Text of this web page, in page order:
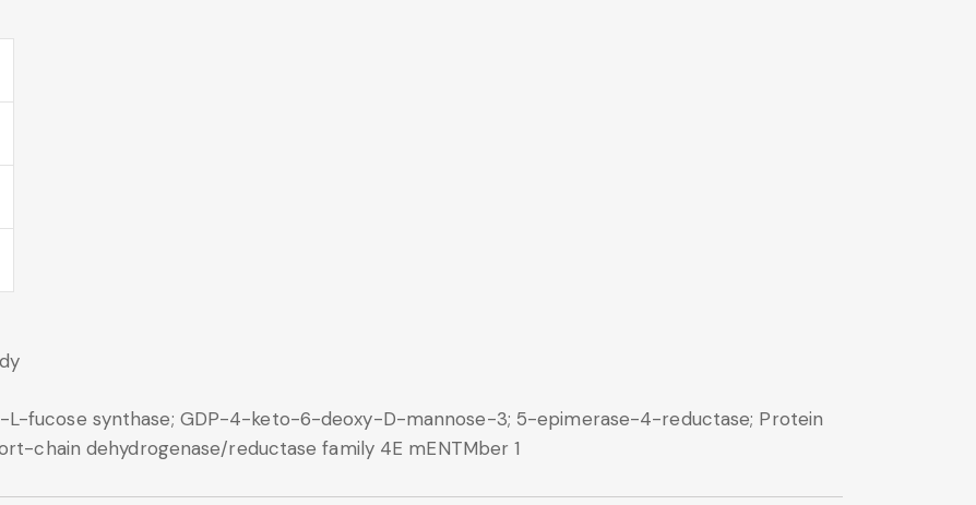
L-fucose synthase; GDP-4-keto-6-deoxy-D-mannose-3; 5-epimerase-4-reductase; Protein
chain dehydrogenase/reductase family 4E mENTMber 1